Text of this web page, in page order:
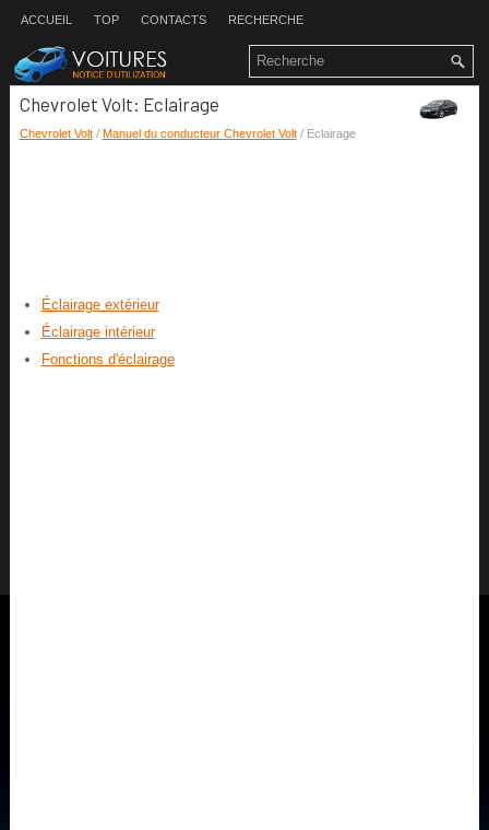
ACCUEIL TOP CONTACTS RECHERCHE
Chevrolet Volt: Eclairage
Chevrolet Volt/ Manuel du conducteur Chevrolet Volt/ Eclairage
Éclairage extérieur
Éclairage intérieur
Fonctions d'éclairage